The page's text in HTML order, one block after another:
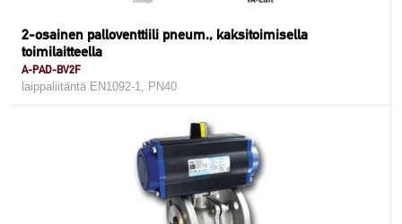
2-osainen palloventtiili pneum., kaksitoimisella
toimilaitteella
A-PAD-BV2F
laippaliitäntä EN1092-1, PN40